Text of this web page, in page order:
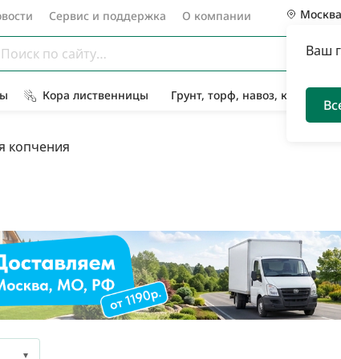
Сервис и поддержка О компании Москва
Ваш
Кора лиственницы Грунт, торф, навоз, компост
копчения